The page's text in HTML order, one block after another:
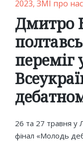
Posted
in
2023 ЗМІ про нас
Дмитро
переміг
26 та 27 травня у
фінал «Молодь